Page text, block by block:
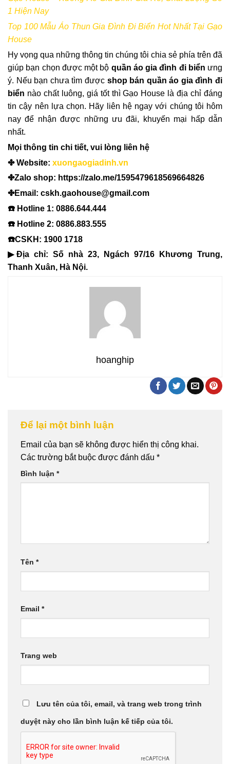
1 Hiện Nay
Top 100 Mẫu Áo Thun Gia Đình Đi Biển Hot Nhất Tại Gạo
House
Hy vọng qua những thông tin chúng tôi chia sẻ phía trên đã
giúp bạn chọn được một bộ quần áo gia đình đi biển ưng
ý. Nếu bạn chưa tìm được shop bán quần áo gia đình đi
biển nào chất luông, giá tốt thì Gạo House là địa chỉ đáng
tin cậy nên lựa chọn. Hãy liên hệ ngay với chúng tôi hôm
nay để nhận được những ưu đãi, khuyến mại hấp dẫn
nhất.
Mọi thông tin chi tiết, vui lòng liên hệ
✤ Website: xuongaogiadinh.vn
✤Zalo shop: https://zalo.me/1595479618569664826
✤Email: cskh.gaohouse@gmail.com
☎️ Hotline 1: 0886.644.444
☎️ Hotline 2: 0886.883.555
☎️CSKH: 1900 1718
▶Địa chỉ: Số nhà 23, Ngách 97/16 Khương Trung,
Thanh Xuân, Hà Nội.
hoanghip
Để lại một bình luận
Email của bạn sẽ không được hiển thị công khai.
Các trường bắt buộc được đánh dấu *
Bình luận *
Tên *
Email *
Trang web
Lưu tên của tôi, email, và trang web trong trình
duyệt này cho lần bình luận kế tiếp của tôi.